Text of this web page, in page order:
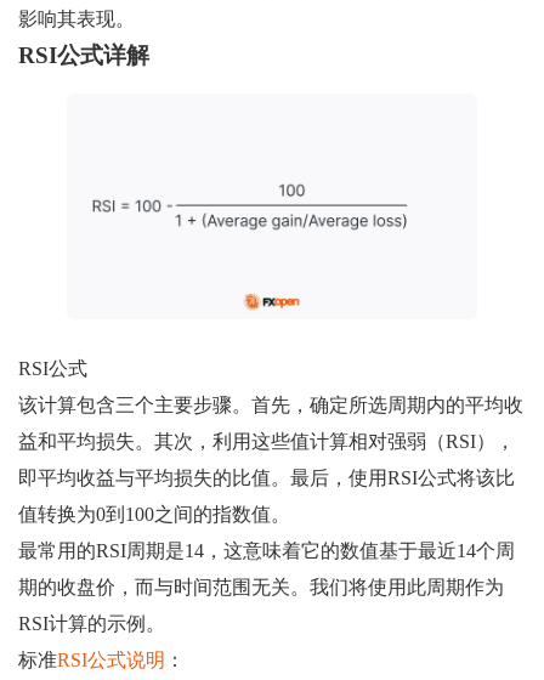
影响其表现。
RSI公式详解
RSI公式
该计算包含三个主要步骤。首先，确定所选周期内的平均收
益和平均损失。其次，利用这些值计算相对强弱（RSI），
即平均收益与平均损失的比值。最后，使用RSI公式将该比
值转换为0到100之间的指数值。
最常用的RSI周期是14，这意味着它的数值基于最近14个周
期的收盘价，而与时间范围无关。我们将使用此周期作为
RSI计算的示例。
标准RSI公式说明 ：